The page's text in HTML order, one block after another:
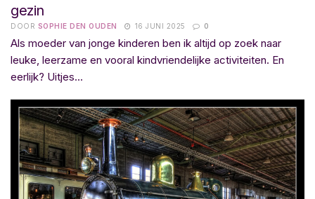
gezin
DOOR SOPHIE DEN OUDEN 16 JUNI 2025 0
Als moeder van jonge kinderen ben ik altijd op zoek naar
leuke, leerzame en vooral kindvriendelijke activiteiten. En
eerlijk? Uitjes...